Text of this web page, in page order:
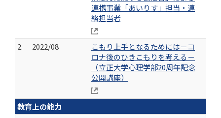
連携事業「あいりす」担当・連
絡担当者
2. 2022/08
こもり上手となるためには－コ
ロナ後のひきこもりを考える－
（立正大学心理学部20周年記念
公開講座）
教育上の能力